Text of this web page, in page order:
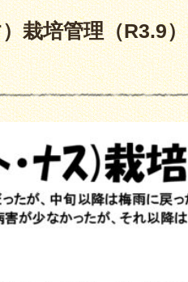
栽培管理（R3.9）